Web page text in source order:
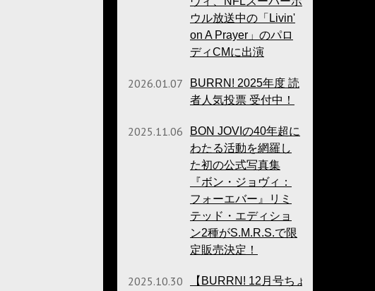
ウル放送中の「Livin'
on A Prayer」のパロ
ディCMに出演
2026.01.07
BURRN! 2025年度 読
者人気投票 受付中！
2025.11.06
BON JOVIの40年超に
わたる活動を網羅し
た初の公式写真集
『ボン・ジョヴィ：
フォーエバー』リミ
テッド・エディショ
ン2種がS.M.R.S.で限
定販売決定！
2025.10.30
【BURRN! 12月号ちょい